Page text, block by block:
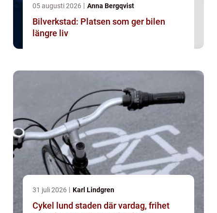
05 augusti 2026 Anna Bergqvist
Bilverkstad: Platsen som ger bilen
längre liv
31 juli 2026 Karl Lindgren
Cykel lund staden där vardag, frihet